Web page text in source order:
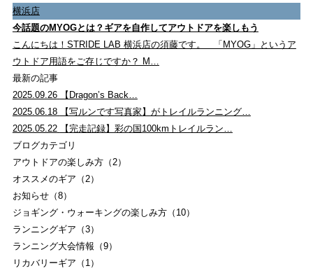
REVIEW
COLUMN
コラム
SHOP
店舗一覧
RECRUIT
採用
YOKOHAMA
横浜店
今話題のMYOGとは？ギアを自作してアウトドアを楽しもう
こんにちは！STRIDE LAB 横浜店の須藤です。 「MYOG」というア
ウトドア用語をご存じですか？ M…
最新の記事
2025.09.26
【Dragon’s Back…
2025.06.18
【写ルンです写真家】がトレイルランニング…
2025.05.22
【完走記録】彩の国100kmトレイルラン…
ブログカテゴリ
アウトドアの楽しみ方（2）
オススメのギア（2）
お知らせ（8）
ジョギング・ウォーキングの楽しみ方（10）
ランニングギア（3）
ランニング大会情報（9）
リカバリーギア（1）